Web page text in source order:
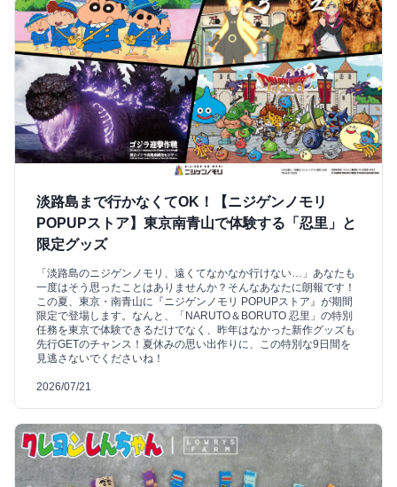
淡路島まで行かなくてOK！【ニジゲンノモリ
POPUPストア】東京南青山で体験する「忍里」と
限定グッズ
「淡路島のニジゲンノモリ、遠くてなかなか行けない…」あなたも
一度はそう思ったことはありませんか？そんなあなたに朗報です！
この夏、東京・南青山に『ニジゲンノモリ POPUPストア』が期間
限定で登場します。なんと、「NARUTO＆BORUTO 忍里」の特別
任務を東京で体験できるだけでなく、昨年はなかった新作グッズも
先行GETのチャンス！夏休みの思い出作りに、この特別な9日間を
見逃さないでくださいね！
2026/07/21